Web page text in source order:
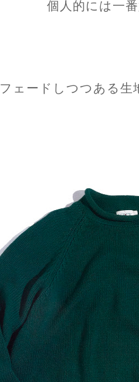
個人的には一
フェードしつつある生